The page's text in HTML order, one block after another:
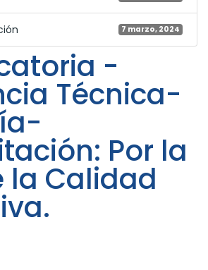
7 marzo, 2024
-
Técnica-
Por la
la Calidad